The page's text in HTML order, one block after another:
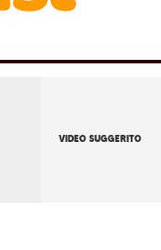
VIDEO SUGGERITO